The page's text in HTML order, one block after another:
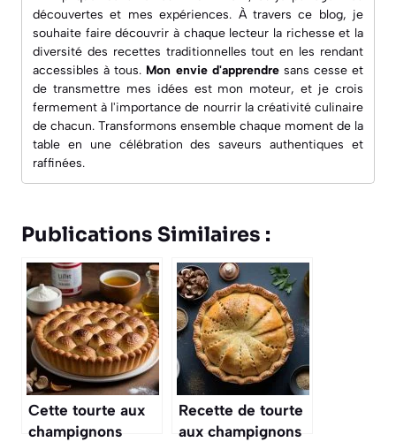
découvertes et mes expériences. À travers ce blog, je
souhaite faire découvrir à chaque lecteur la richesse et la
diversité des recettes traditionnelles tout en les rendant
accessibles à tous. Mon envie d'apprendresans cesse et
de transmettre mes idées est mon moteur, et je crois
fermement à l'importance de nourrir la créativité culinaire
de chacun. Transformons ensemble chaque moment de la
table en une célébration des saveurs authentiques et
raffinées.
Publications Similaires :
Cette tourte aux
champignons
Recette de tourte
aux champignons